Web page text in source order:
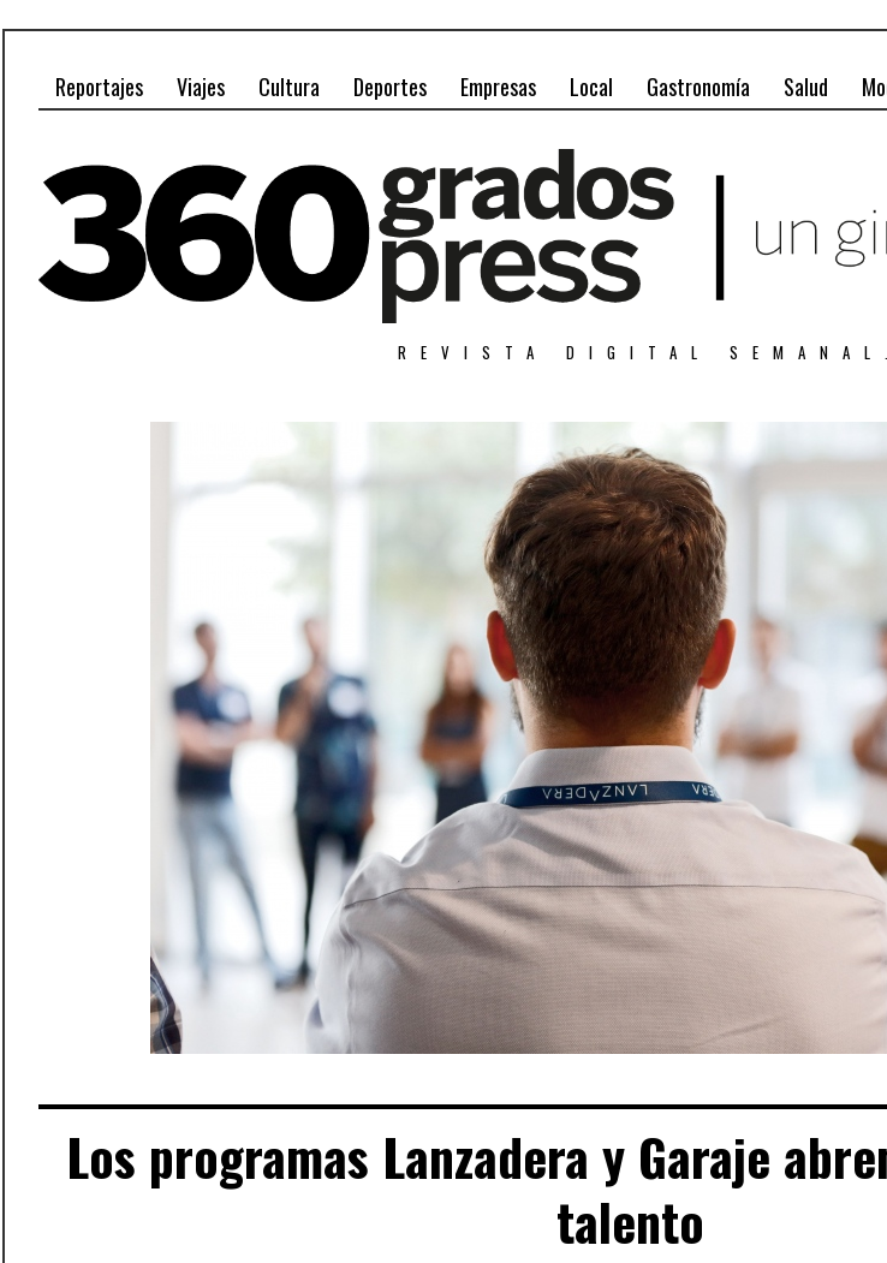
Reportajes Viajes Cultura Deportes Empresas Local Gastronomía Salud
REVISTA DIGITAL
Los programas Lanzadera y Garaje
talento